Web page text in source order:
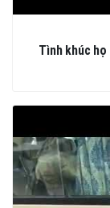
Tình khúc họ